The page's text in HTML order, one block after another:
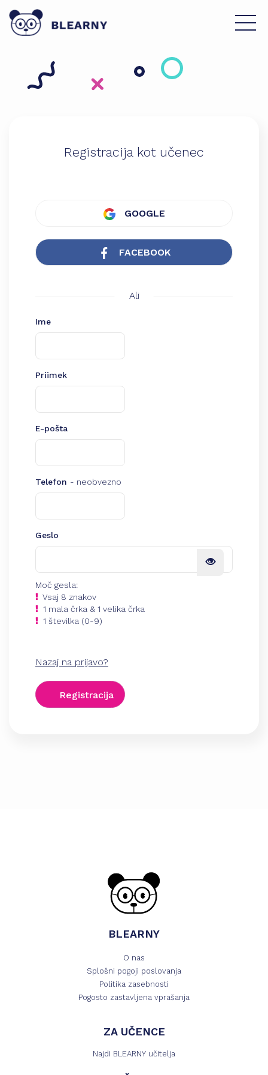
Registracija kot učenec
GOOGLE
FACEBOOK
Ali
Ime
Priimek
E-pošta
Telefon - neobvezno
Geslo
Moč gesla:
Vsaj 8 znakov
1 mala črka & 1 velika črka
1 številka (0-9)
Nazaj na prijavo?
Registracija
BLEARNY
O nas
Splošni pogoji poslovanja
Politika zasebnosti
Pogosto zastavljena vprašanja
ZA UČENCE
Najdi BLEARNY učitelja